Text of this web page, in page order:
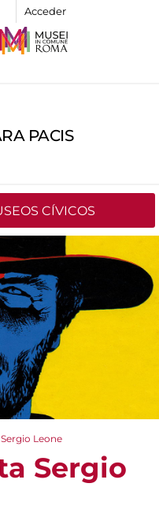
Acceder
PACIS
CÍVICOS
Leone
Sergio